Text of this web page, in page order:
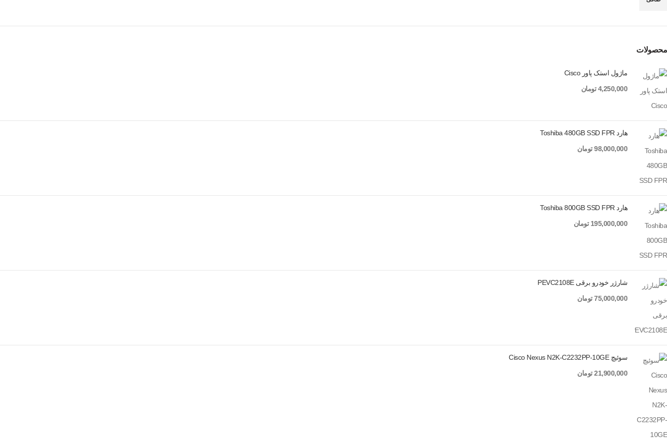
حداقل قیمت
حداكثر قيمت
محصولات
ماژول استک پاور Cisco
4,250,000 تومان
هارد Toshiba 480GB SSD FPR
98,000,000 تومان
هارد Toshiba 800GB SSD FPR
195,000,000 تومان
شارژر خودرو برقی PEVC2108E
75,000,000 تومان
سوئیچ Cisco Nexus N2K-C2232PP-10GE
21,900,000 تومان